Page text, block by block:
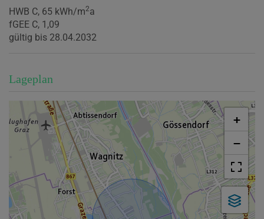
HWB C, 65 kWh/m2a
fGEE C, 1,09
gültig bis 28.04.2032
Lageplan
+
−